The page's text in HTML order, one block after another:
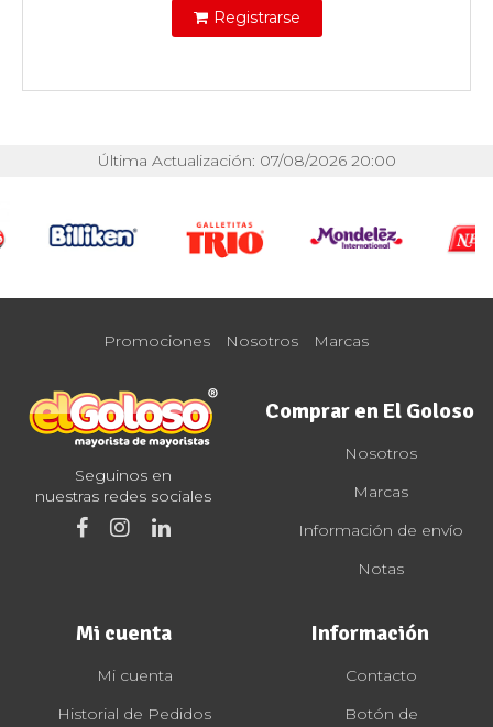
Registrarse
Última Actualización: 07/08/2026 20:00
Promociones Nosotros Marcas
Seguinos en
nuestras redes sociales
Comprar en El Goloso
Nosotros
Marcas
Información de envío
Notas
Mi cuenta
Mi cuenta
Historial de Pedidos
Información
Contacto
Botón de